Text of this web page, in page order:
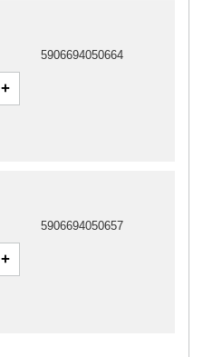
5906694050664
+
5906694050657
+